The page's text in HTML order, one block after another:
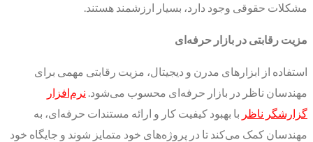
مشکلات حقوقی وجود دارد، بسیار ارزشمند هستند.
مزیت رقابتی در بازار حرفه‌ای
استفاده از ابزارهای مدرن و دیجیتال، مزیت رقابتی مهمی برای
مهندسان ناظر در بازار حرفه‌ای محسوب می‌شود. نرم‌افزار
گزارشگر ناظر با بهبود کیفیت کار و ارائه مستندات حرفه‌ای، به
مهندسان کمک می‌کند تا در پروژه‌های خود متمایز شوند و جایگاه خود